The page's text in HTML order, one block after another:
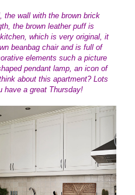
the wall with the brown brick
the brown leather puff is
which is very original, it
beanbag chair and is full of
elements such a picture
pendant lamp, an icon of
about this apartment? Lots
have a great Thursday!